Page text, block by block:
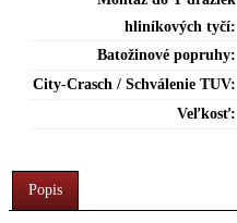
hliníkových tyčí:
Batožinové popruhy:
City-Crasch / Schválenie TUV:
Veľkosť:
Popis